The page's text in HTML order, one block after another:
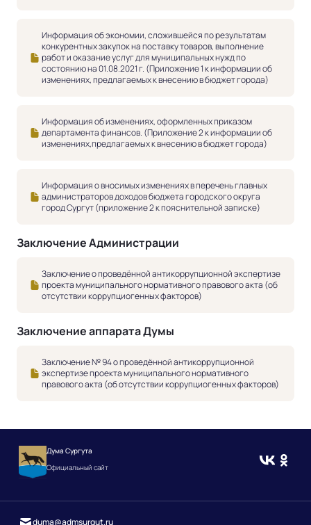
Информация об экономии, сложившейся по результатам
конкурентных закупок на поставку товаров, выполнение
работ и оказание услуг для муниципальных нужд по
состоянию на 01.08.2021 г. (Приложение 1 к информации об
изменениях, предлагаемых к внесению в бюджет города)
Информация об изменениях, оформленных приказом
департамента финансов. (Приложение 2 к информации об
изменениях,предлагаемых к внесению в бюджет города)
Информация о вносимых изменениях в перечень главных
администраторов доходов бюджета городского округа
город Сургут (приложение 2 к пояснительной записке)
Заключение Администрации
Заключение о проведённой антикоррупционной экспертизе
проекта муниципального нормативного правового акта (об
отсутствии коррупциогенных факторов)
Заключение аппарата Думы
Заключение № 94 о проведённой антикоррупционной
экспертизе проекта муниципального нормативного
правового акта (об отсутствии коррупциогенных факторов)
Дума Сургута
Официальный сайт
duma@admsurgut.ru